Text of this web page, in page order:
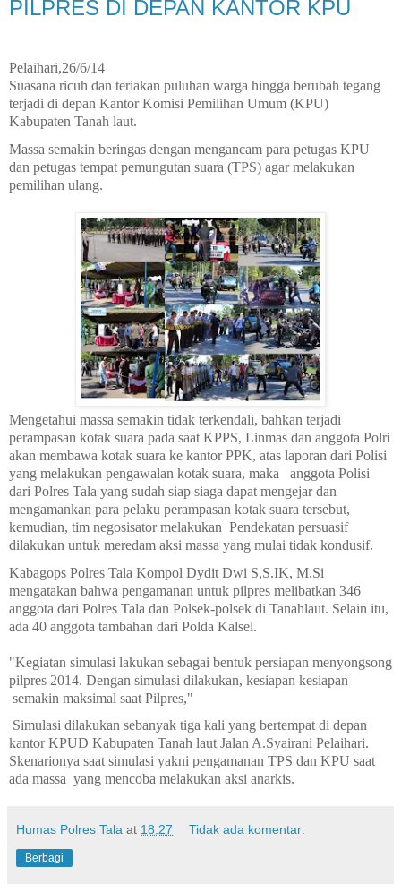
PILPRES DI DEPAN KANTOR KPU
Pelaihari,26/6/14
Suasana ricuh dan teriakan puluhan warga hingga berubah tegang
terjadi di depan Kantor Komisi Pemilihan Umum (KPU)
Kabupaten Tanah laut.
Massa semakin beringas dengan mengancam para petugas KPU
dan petugas tempat pemungutan suara (TPS) agar melakukan
pemilihan ulang.
Mengetahui massa semakin tidak terkendali, bahkan terjadi
perampasan kotak suara pada saat KPPS, Linmas dan anggota Polri
akan membawa kotak suara ke kantor PPK, atas laporan dari Polisi
yang melakukan pengawalan kotak suara, maka
anggota Polisi
dari Polres Tala yang sudah siap siaga dapat mengejar dan
mengamankan para pelaku perampasan kotak suara tersebut,
kemudian, tim negosisator melakukan Pendekatan persuasif
dilakukan untuk meredam aksi massa yang mulai tidak kondusif.
Kabagops Polres Tala Kompol Dydit Dwi S,S.IK, M.Si
mengatakan bahwa pengamanan untuk pilpres melibatkan 346
anggota dari Polres Tala dan Polsek-polsek di Tanahlaut. Selain itu,
ada 40 anggota tambahan dari Polda Kalsel.
"Kegiatan simulasi lakukan sebagai bentuk persiapan menyongsong
pilpres 2014. Dengan simulasi dilakukan, kesiapan kesiapan
semakin maksimal saat Pilpres,"
Simulasi dilakukan sebanyak tiga kali yang bertempat di depan
kantor KPUD Kabupaten Tanah laut Jalan A.Syairani Pelaihari.
Skenarionya saat simulasi yakni pengamanan TPS dan KPU saat
ada massa yang mencoba melakukan aksi anarkis.
Humas Polres Tala at 18.27 Tidak ada komentar:
Berbagi